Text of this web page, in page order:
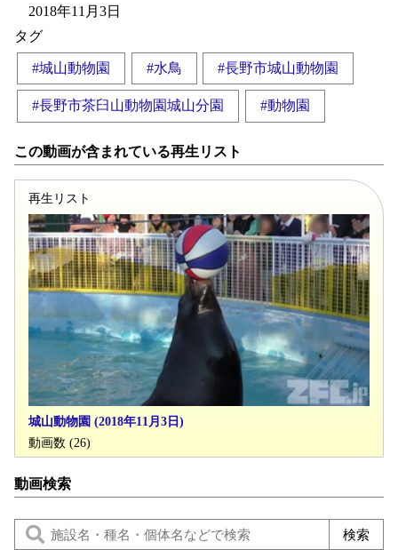
2018年11月3日
タグ
#城山動物園 #水鳥 #長野市城山動物園
#長野市茶臼山動物園城山分園 #動物園
この動画が含まれている再生リスト
再生リスト
城山動物園 (2018年11月3日)
動画数 (26)
動画検索